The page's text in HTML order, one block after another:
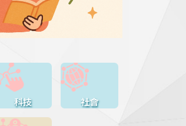
科技 社會